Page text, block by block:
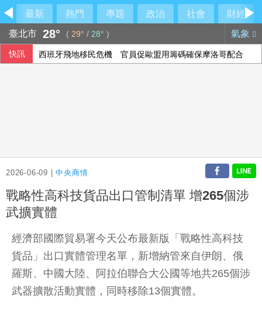
最新 熱門 專題 政治 社會
財經
臺北市 28° ( 29° / 28° ) 氣象
快訊 西班牙飛地移民危機 官員促歐盟用籌碼確保摩洛哥配合
2026-06-09 |中央商情
戰略性高科技貨品出口管制清單 增265個涉
武擴實體
經濟部國際貿易署今天公布最新版「戰略性高科技
貨品」出口實體管理名單，新增納管來自伊朗、俄
羅斯、中國大陸、阿拉伯聯合大公國等地共265個涉
武器擴散活動實體，同時移除13個實體。